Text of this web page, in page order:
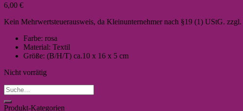
6,00 €
Kein Mehrwertsteuerausweis, da Kleinunternehmer nach §19 (1) UStG. zzgl.
Farbe: rosa
Material: Textil
Größe: (B/H/T) ca.10 x 16 x 5 cm
Nicht vorrätig
Suche
nach:
Produkt-Kategorien